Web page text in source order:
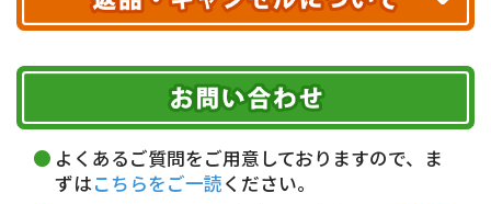
ヤマト運輸
お届け可能時間帯
午前中 14～16時
16～18時
18～20時
19～21時 指定なし
代金引換(現金のみ)
5,000円未満…330円(税込)
期限を含むルール（条件）や、お客様にご負担い
ただく費用がございます。
詳しくはこちら▶
よくあるご質問をご用意しておりますので、ま
ずはこちらをご一読ください。